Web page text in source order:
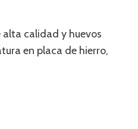
calidad y huevos
en placa de hierro,